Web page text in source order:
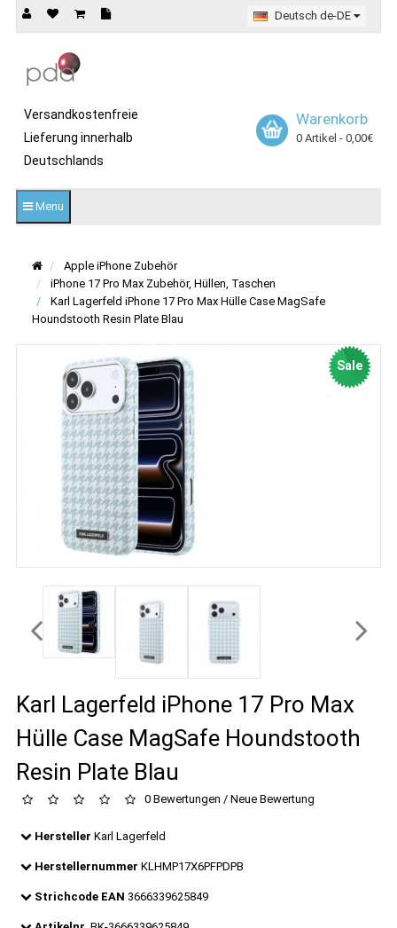
Deutsch de-DE
Versandkostenfreie
Lieferung innerhalb
Deutschlands
Warenkorb
0 Artikel - 0,00€
Menu
Apple iPhone Zubehör
iPhone 17 Pro Max Zubehör, Hüllen, Taschen
Karl Lagerfeld iPhone 17 Pro Max Hülle Case MagSafe
Houndstooth Resin Plate Blau
Sale
Karl Lagerfeld iPhone 17 Pro Max
Hülle Case MagSafe Houndstooth
Resin Plate Blau
0 Bewertungen / Neue Bewertung
Hersteller Karl Lagerfeld
Herstellernummer KLHMP17X6PFPDPB
Strichcode EAN 3666339625849